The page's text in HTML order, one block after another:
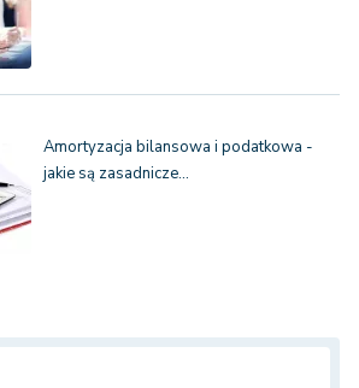
Amortyzacja bilansowa i podatkowa -
jakie są zasadnicze…